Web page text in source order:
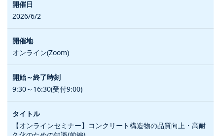
2026/6/2
オンライン(Zoom)
9:30～16:30(受付9:00)
【オンラインセミナー】コンクリート構造物の品質向上・高耐